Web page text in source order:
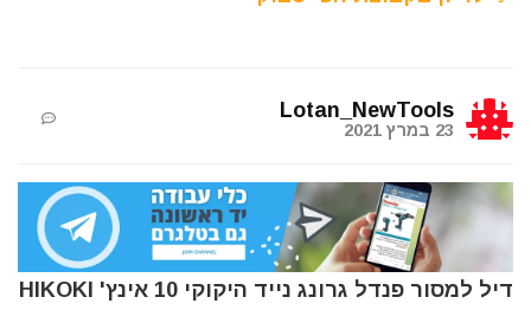
Lotan_NewTools
23 במרץ 2021
דיל למסור פנדל גרונג נייד היקוקי 10 אינץ' HIKOKI